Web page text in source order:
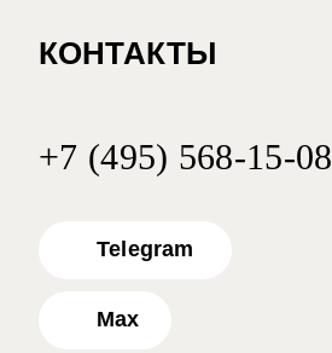
КОНТАКТЫ
+7 (495) 568-15-08
Telegram
Max